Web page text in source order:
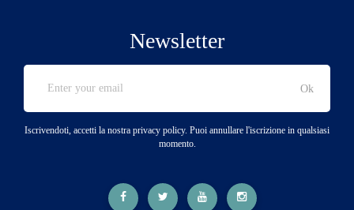
Newsletter
Iscrivendoti, accetti la nostra privacy policy. Puoi annullare l'iscrizione in qualsiasi
momento.